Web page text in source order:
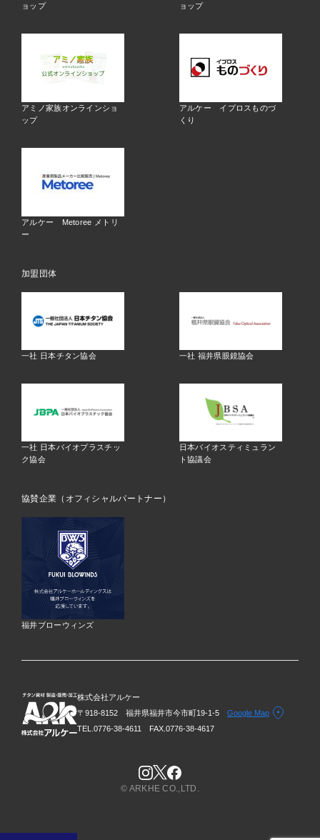
ョップ
ョップ
アミノ家族オンラインショ
ップ
アルケー イプロスものづ
くり
アルケー Metoree メトリ
ー
加盟団体
一社 日本チタン協会 一社 福井県眼鏡協会
一社 日本バイオプラスチッ
ク協会
日本バイオスティミュラン
ト協議会
協賛企業（オフィシャルパートナー）
福井ブローウィンズ
株式会社アルケー
〒918-8152 福井県福井市今市町19-1-5Google Map
TEL.0776-38-4611
FAX.0776-38-4617
© ARKHE CO.,LTD.